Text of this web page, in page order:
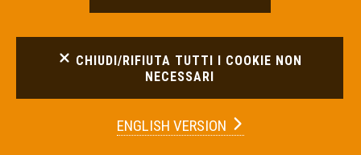
Vengono pubblicati 430 inadempimenti riconducibili
pressoché integralmente a decisioni in materia di
CHIUDI/RIFIUTA TUTTI I COOKIE NON
NECESSARI
ENGLISH VERSION